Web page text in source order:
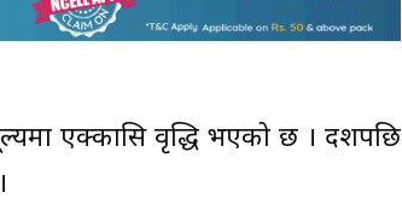
एक्कासि वृद्धि भएको छ । दशैंपछि